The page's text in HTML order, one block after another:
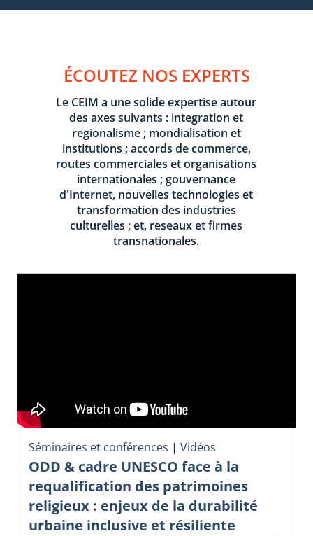
ÉCOUTEZ NOS EXPERTS
Le CEIM a une solide expertise autour
des axes suivants : integration et
regionalisme ; mondialisation et
institutions ; accords de commerce,
routes commerciales et organisations
internationales ; gouvernance
d'Internet, nouvelles technologies et
transformation des industries
culturelles ; et, reseaux et firmes
transnationales.
Séminaires et conférences | Vidéos
ODD & cadre UNESCO face à la
requalification des patrimoines
religieux : enjeux de la durabilité
urbaine inclusive et résiliente